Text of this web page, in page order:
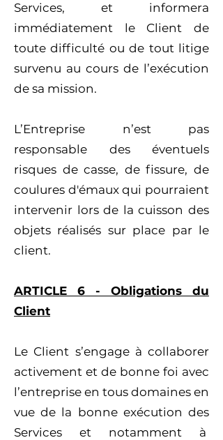
Services, et informera
immédiatement le Client de
toute difficulté ou de tout litige
survenu au cours de l’exécution
de sa mission.
L’Entreprise n’est pas
responsable des éventuels
risques de casse, de fissure, de
coulures d'émaux qui pourraient
intervenir lors de la cuisson des
objets réalisés sur place par le
client.
ARTICLE 6 - Obligations du
Client
Le Client s’engage à collaborer
activement et de bonne foi avec
l’entreprise en tous domaines en
vue de la bonne exécution des
Services et notamment à